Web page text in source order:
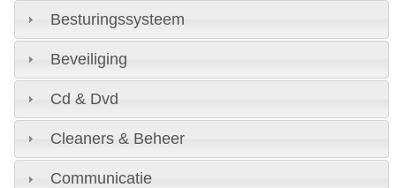
Besturingssysteem
Beveiliging
Cd & Dvd
Cleaners & Beheer
Communicatie